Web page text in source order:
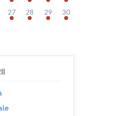
27 28 29 30